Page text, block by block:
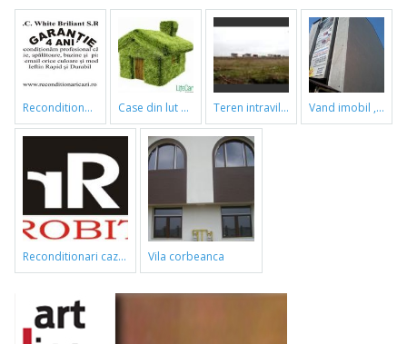
reconditionari cazi de baie case din lut si paie teren intravilan vand imobil ,790m,piata gorjului,pret negociabil
reconditionari cazi de baie vila corbeanca